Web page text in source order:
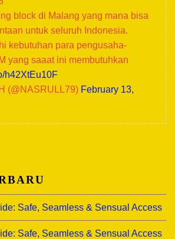
block di Malang yang mana bisa
untuk seluruh Indonesia.
kebutuhan para pengusaha-
yang saaat ini membutuhkan
h42XtEu10F
(@NASRULL79) February 13,
Safe, Seamless & Sensual Access
Safe, Seamless & Sensual Access